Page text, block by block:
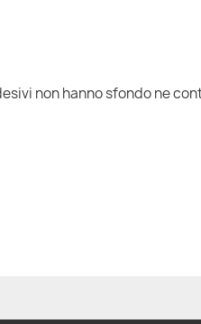
non hanno sfondo ne